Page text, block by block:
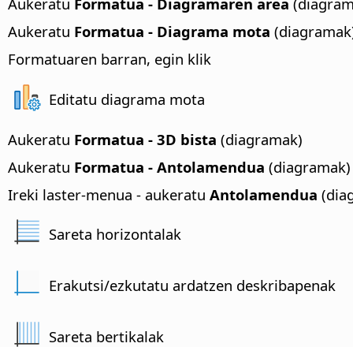
Aukeratu Formatua - Diagrama mota
Formatuaren barran, egin klik
Editatu diagrama mota
Aukeratu Formatua - 3D bista (diagramak)
Aukeratu Formatua - Antolamendua (diagramak)
Ireki laster-menua - aukeratu Antolamendua
Sareta horizontalak
Erakutsi/ezkutatu ardatzen deskribapenak
Sareta bertikalak